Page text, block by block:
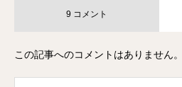
9 コメント
この記事へのコメントはありません。